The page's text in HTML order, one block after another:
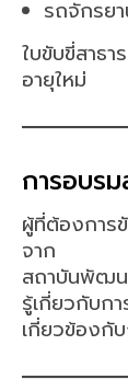
รถจักรย
ใบขับขี่สาธา
อายุใหม่
การอบร
ผู้ที่ต้องการ
จาก
สถาบันพัฒน
รู้เกี่ยวกับก
เกี่ยวข้องกั